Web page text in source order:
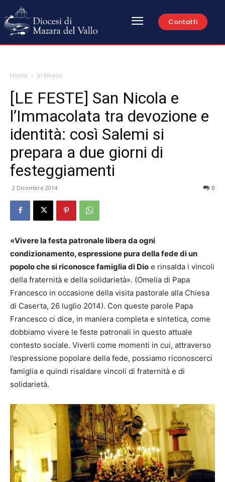
Contatti
Home In Rilievo
[LE FESTE] San Nicola e
l’Immacolata tra devozione e
identità: così Salemi si
prepara a due giorni di
festeggiamenti
2 Dicembre 2014 0
«Vivere la festa patronale libera da ogni
condizionamento, espressione pura della fede di un
popolo che si riconosce famiglia di Dio e rinsalda i vincoli
della fraternità e della solidarietà». (Omelia di Papa
Francesco in occasione della visita pastorale alla Chiesa
di Caserta, 26 luglio 2014). Con queste parole Papa
Francesco ci dice, in maniera completa e sintetica, come
dobbiamo vivere le feste patronali in questo attuale
contesto sociale. Viverli come momenti in cui, attraverso
l’espressione popolare della fede, possiamo riconoscerci
famiglia e quindi risaldare vincoli di fraternità e di
solidarietà.